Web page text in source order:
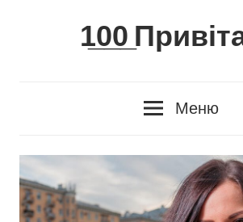
1̲0̲0̲
Меню